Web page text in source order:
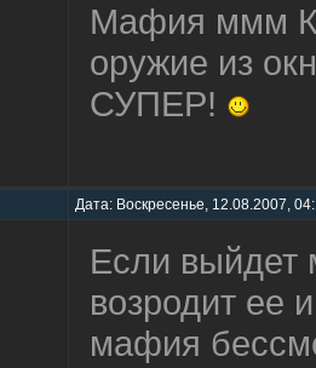
Мафия ммм
оружие из
СУПЕР!
Дата: Воскресенье, 12.08.2007,
Если выйдет
возродит ее
мафия